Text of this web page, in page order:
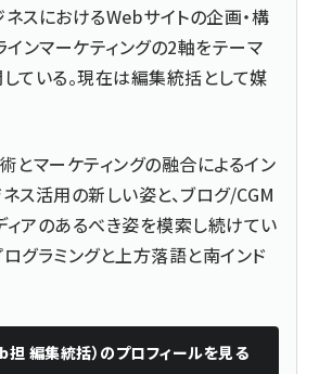
スにおけるWebサイトの企画・構
インマーケティングの2軸をテーマ
ている。現在は編集統括として媒
とマーケティングの融合によるイン
ス活用の新しい姿と、ブログ/CGM
ィアのあるべき姿を模索し続けてい
グラミングと上方落語と南インド
担 編集統括） のプロフィールを見る